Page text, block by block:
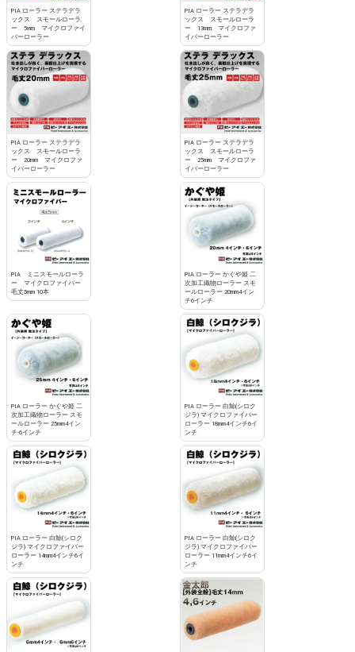
PIA ローラー ステラデラ
ックス スモールローラ
ー 5mm マイクロファイ
バーローラー
PIA ローラー ステラデラ
ックス スモールローラ
ー 13mm マイクロファ
イバーローラー
PIA ローラー ステラデラ
ックス スモールローラ
ー 20mm マイクロファ
イバーローラー
PIA ローラー ステラデラ
ックス スモールローラ
ー 25mm マイクロファ
イバーローラー
PIA ミニスモールローラ
ー マイクロファイバー
毛丈5mm 10本
PIA ローラー かぐや姫 二
次加工織物ローラー スモ
ールローラー 20mm4イン
チ6インチ
PIA ローラー かぐや姫 二
次加工織物ローラー スモ
ールローラー 25mm4イン
チ-6インチ
PIA ローラー 白鯨(シロク
ジラ) マイクロファイバー
ローラー 18mm4インチ6イ
ンチ
PIA ローラー 白鯨(シロク
ジラ) マイクロファイバー
ローラー 14mm4インチ6イ
ンチ
PIA ローラー 白鯨(シロク
ジラ) マイクロファイバー
ローラー 11mm4インチ6イ
ンチ